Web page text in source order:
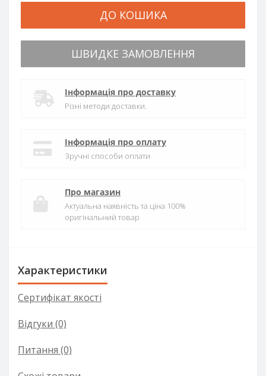
500 або більше 62.00 грн.
700 або більше 61.00 грн.
1000 або більше 60.00 грн.
ДО КОШИКА
ШВИДКЕ ЗАМОВЛЕННЯ
Інформація про доставку
Різні методи доставки.
Інформація про оплату
Зручні способи оплати
Про магазин
Актуальна наявність та ціна 100%
оригінальний товар
Характеристики
Сертифікат якості
Відгуки (0)
Питання (0)